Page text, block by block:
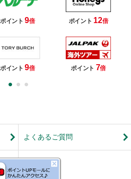
ポイント9倍 ポイント 12倍
ポイント9倍 ポイント 7倍
よくあるご質問